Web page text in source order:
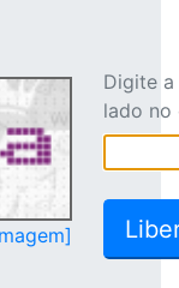
Digite
lado no